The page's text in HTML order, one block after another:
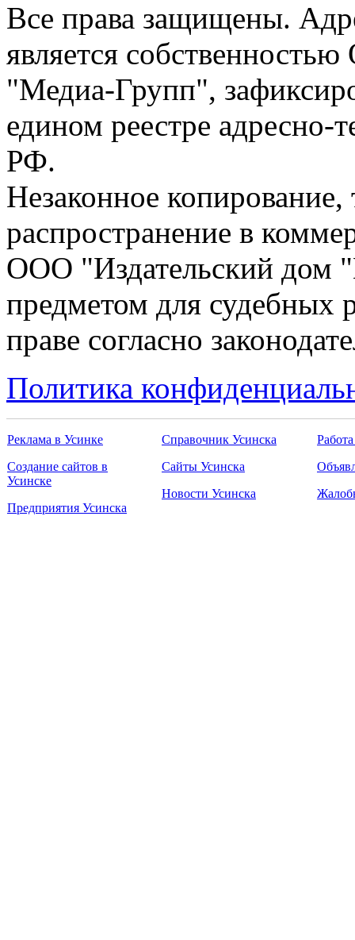
Все права защищены.
является
"Медиа-Групп",
едином реестре адресно-
РФ.
Незаконное
распространение в
ООО "Издательский дом
предметом для судебных
праве согласно
Политика
Реклама в Усинке
Создание сайтов в
Усинске
Предприятия Усинска
Справочник Усинска
Сайты Усинска
Новости Усинска